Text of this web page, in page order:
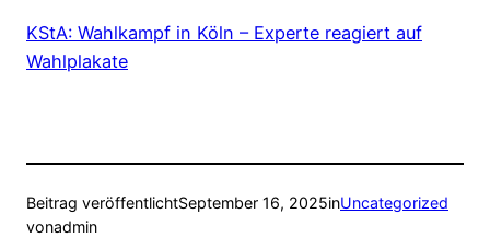
KStA: Wahlkampf in Köln – Experte reagiert auf
Wahlplakate
Beitrag veröffentlichtSeptember 16, 2025inUncategorized
vonadmin